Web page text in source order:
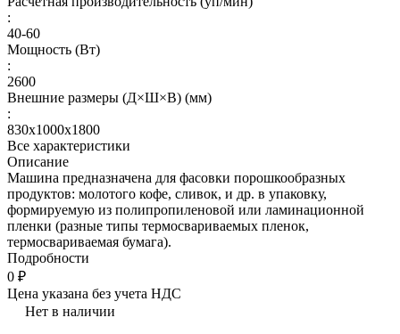
:
40-60
Мощность (Вт)
:
2600
Внешние размеры (Д×Ш×В) (мм)
:
830х1000х1800
Все характеристики
Описание
Машина предназначена для фасовки порошкообразных
продуктов: молотого кофе, сливок, и др. в упаковку,
формируемую из полипропиленовой или ламинационной
пленки (разные типы термосвариваемых пленок,
термосвариваемая бумага).
Подробности
0 ₽
Цена указана без учета НДС
Нет в наличии